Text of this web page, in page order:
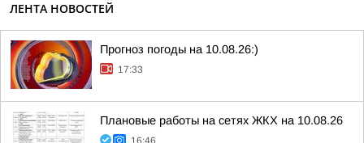
ЛЕНТА НОВОСТЕЙ
Прогноз погоды на 10.08.26:)
17:33
Плановые работы на сетях ЖКХ на 10.08.26
16:46